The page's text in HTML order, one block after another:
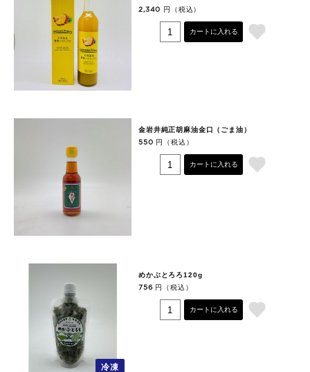
2,340 円（税込）
カートに入れる
金岩井純正胡麻油金口（ごま油）
550 円（税込）
カートに入れる
冷凍
めかぶとろろ120g
756 円（税込）
カートに入れる